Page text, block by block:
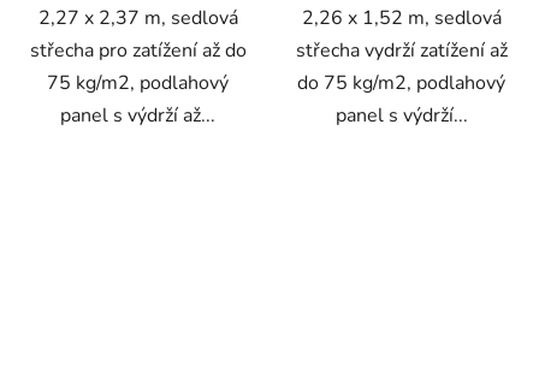
2,27 x 2,37 m, sedlová
střecha pro zatížení až do
75 kg/m2, podlahový
panel s výdrží až...
2,26 x 1,52 m, sedlová
střecha vydrží zatížení až
do 75 kg/m2, podlahový
panel s výdrží...